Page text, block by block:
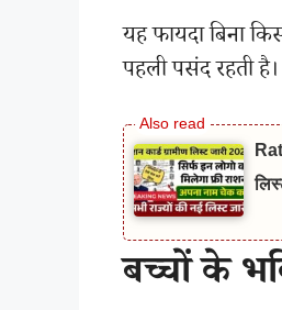
यह फायदा बिना
पहली पसंद रहती है।
बच्चों के